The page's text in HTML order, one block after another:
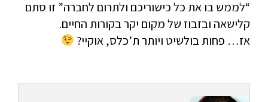
“לממש בו את כל כישוריכם ולתרום לחברה” זו סתם
קלישאה ובזבוז של מקום יקר בקורות החיים.
אז… פחות בולשיט ויותר ת’כלס, אוקיי?